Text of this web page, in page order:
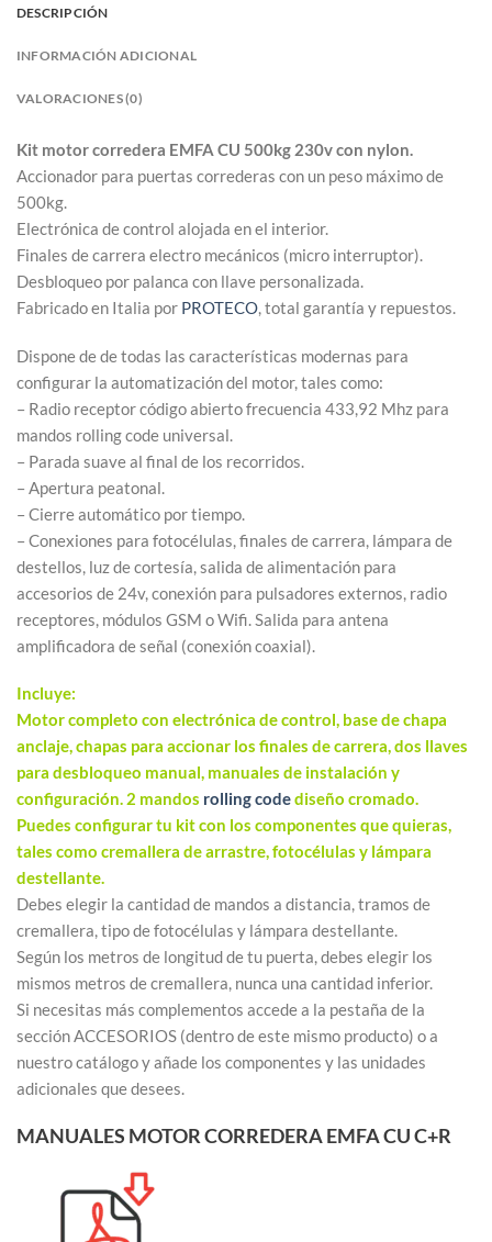
DESCRIPCIÓN
INFORMACIÓN ADICIONAL
VALORACIONES (0)
Kit motor corredera EMFA CU 500kg 230v con nylon.
Accionador para puertas correderas con un peso máximo de
500kg.
Electrónica de control alojada en el interior.
Finales de carrera electro mecánicos (micro interruptor).
Desbloqueo por palanca con llave personalizada.
Fabricado en Italia por PROTECO, total garantía y repuestos.
Dispone de de todas las características modernas para
configurar la automatización del motor, tales como:
– Radio receptor código abierto frecuencia 433,92 Mhz para
mandos rolling code universal.
– Parada suave al final de los recorridos.
– Apertura peatonal.
– Cierre automático por tiempo.
– Conexiones para fotocélulas, finales de carrera, lámpara de
destellos, luz de cortesía, salida de alimentación para
accesorios de 24v, conexión para pulsadores externos, radio
receptores, módulos GSM o Wifi. Salida para antena
amplificadora de señal (conexión coaxial).
Incluye:
Motor completo con electrónica de control, base de chapa
anclaje, chapas para accionar los finales de carrera, dos llaves
para desbloqueo manual, manuales de instalación y
configuración. 2 mandos rolling codediseño cromado.
Puedes configurar tu kit con los componentes que quieras,
tales como cremallera de arrastre, fotocélulas y lámpara
destellante.
Debes elegir la cantidad de mandos a distancia, tramos de
cremallera, tipo de fotocélulas y lámpara destellante.
Según los metros de longitud de tu puerta, debes elegir los
mismos metros de cremallera, nunca una cantidad inferior.
Si necesitas más complementos accede a la pestaña de la
sección ACCESORIOS (dentro de este mismo producto) o a
nuestro catálogo y añade los componentes y las unidades
adicionales que desees.
MANUALES MOTOR CORREDERA EMFA CU C+R